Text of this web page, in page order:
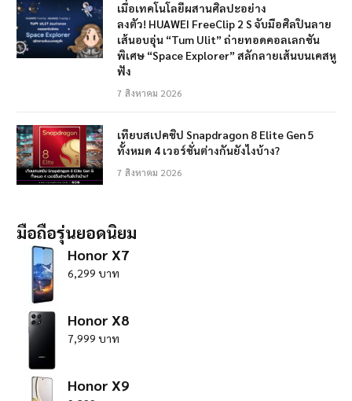
เมื่อเทคโนโลยีผสานศิลปะอย่าง
ลงตัว! HUAWEI FreeClip 2 S จับมือศิลปินลาย
เส้นอบอุ่น “Tum Ulit” ถ่ายทอดคอลเลกชัน
พิเศษ “Space Explorer” สลักลายเส้นบนเคสหู
ฟัง
7 สิงหาคม 2026
เทียบสเปคชิป Snapdragon 8 Elite Gen 5
ทั้งหมด 4 เวอร์ชั่นต่างกันยังไงบ้าง?
7 สิงหาคม 2026
มือถือรุ่นยอดนิยม
Honor X7
6,299 บาท
Honor X8
7,999 บาท
Honor X9